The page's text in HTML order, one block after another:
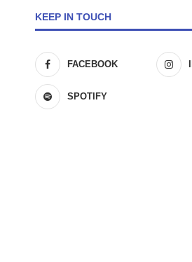
KEEP IN TOUCH
FACEBOOK
SPOTIFY